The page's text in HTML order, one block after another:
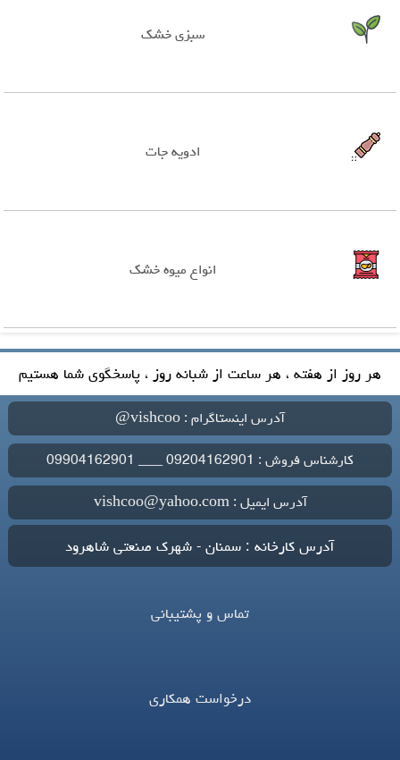
سبزی خشک
ادویه جات
انواع میوه خشک
هر روز از هفته ، هر ساعت از شبانه روز ، پاسخگوی شما هستیم
آدرس اینستاگرام : vishcoo@
کارشناس فروش : 09204162901 ___ 09904162901
آدرس ایمیل : vishcoo@yahoo.com
آدرس کارخانه : سمنان - شهرک صنعتی شاهرود
تماس و پشتیبانی
درخواست همکاری